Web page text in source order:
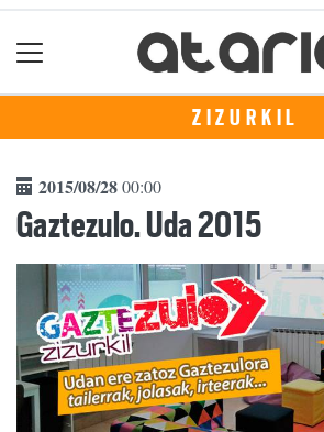
ZIZURKIL
2015/08/2800:00
Gaztezulo. Uda 2015